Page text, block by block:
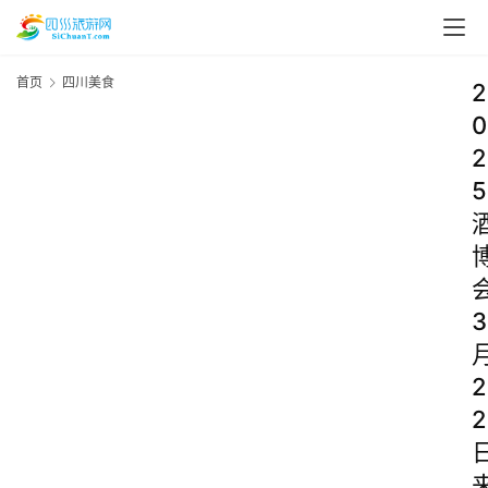
首页 四川美食
2
0
2
5
3
2
2